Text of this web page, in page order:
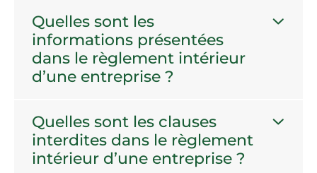
Quelles sont les
informations présentées
dans le règlement intérieur
d’une entreprise ?
Quelles sont les clauses
interdites dans le règlement
intérieur d’une entreprise ?